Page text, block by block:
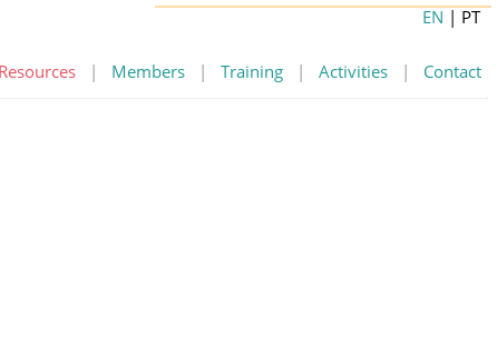
Resources | Members | Training | Activities | Contact
EN | PT